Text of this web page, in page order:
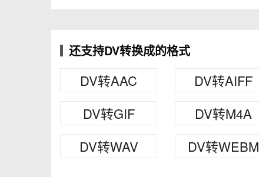
还支持DV转换成的格式
DV转AAC DV转AIFF
DV转GIF
DV转M4A
DV转WAV
DV转WEBM